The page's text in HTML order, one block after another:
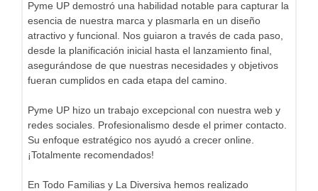
Pyme UP demostró una habilidad notable para capturar la
esencia de nuestra marca y plasmarla en un diseño
atractivo y funcional. Nos guiaron a través de cada paso,
desde la planificación inicial hasta el lanzamiento final,
asegurándose de que nuestras necesidades y objetivos
fueran cumplidos en cada etapa del camino.
Pyme UP hizo un trabajo excepcional con nuestra web y
redes sociales. Profesionalismo desde el primer contacto.
Su enfoque estratégico nos ayudó a crecer online.
¡Totalmente recomendados!
En Todo Familias y La Diversiva hemos realizado